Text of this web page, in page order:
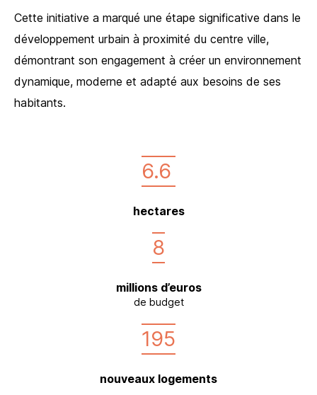
Cette initiative a marqué une étape significative dans le
développement urbain à proximité du centre ville,
démontrant son engagement à créer un environnement
dynamique, moderne et adapté aux besoins de ses
habitants.
6.6
hectares
8
millions d’euros
de budget
195
nouveaux logements